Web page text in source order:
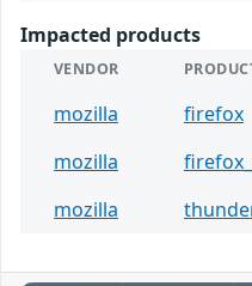
Impacted products
VENDOR
mozilla firefox
mozilla
mozilla